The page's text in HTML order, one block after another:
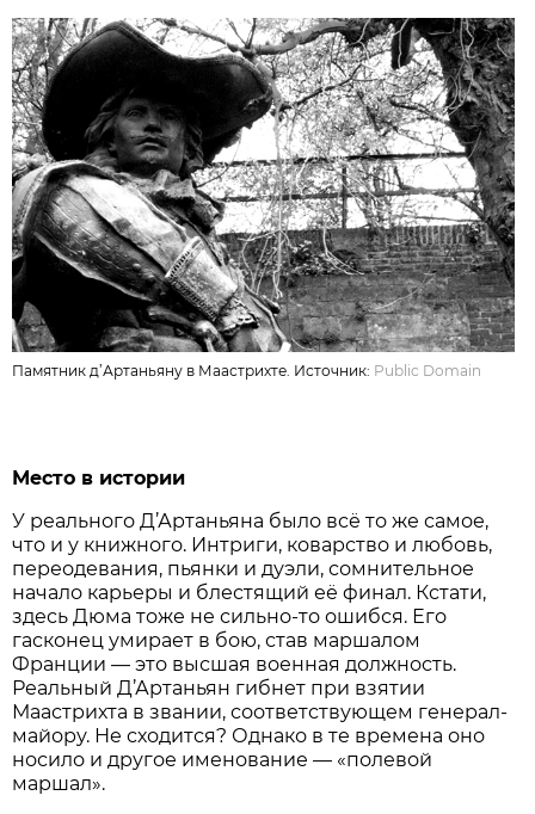
Памятник д’Артаньяну в Маастрихте. Источник: Public Domain
Место в истории
У реального Д’Артаньяна было всё то же самое,
что и у книжного. Интриги, коварство и любовь,
переодевания, пьянки и дуэли, сомнительное
начало карьеры и блестящий её финал. Кстати,
здесь Дюма тоже не сильно-то ошибся. Его
гасконец умирает в бою, став маршалом
Франции — это высшая военная должность.
Реальный Д’Артаньян гибнет при взятии
Маастрихта в звании, соответствующем генерал-
майору. Не сходится? Однако в те времена оно
носило и другое именование — «полевой
маршал».